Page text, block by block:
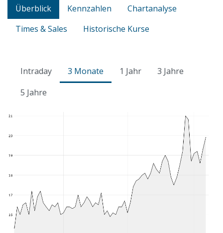
Überblick Kennzahlen
Chartanalyse
Times & Sales
Historische Kurse
Intraday 3 Monate 1 Jahr
3 Jahre
5 Jahre